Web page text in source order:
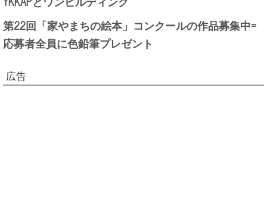
第22回「家やまちの絵本」コンクールの作品募集中=
応募者全員に色鉛筆プレゼント
広告